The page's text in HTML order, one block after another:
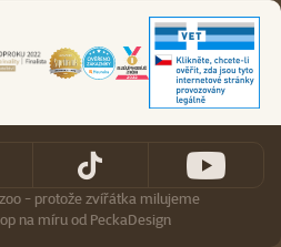
- protože zvířátka milujeme
na míruod PeckaDesign